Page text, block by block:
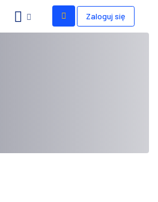
Zaloguj się